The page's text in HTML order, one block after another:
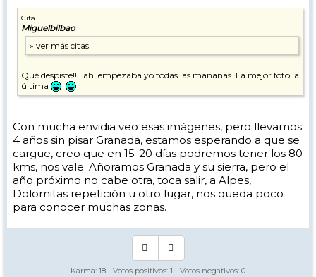
Cita
Miguelbilbao
Qué despiste!!!! ahí empezaba yo todas las mañanas. La mejor foto la
última
Con mucha envidia veo esas imágenes, pero llevamos
4 años sin pisar Granada, estamos esperando a que se
cargue, creo que en 15-20 días podremos tener los 80
kms, nos vale. Añoramos Granada y su sierra, pero el
año próximo no cabe otra, toca salir, a Alpes,
Dolomitas repetición u otro lugar, nos queda poco
para conocer muchas zonas.
Karma: 18 - Votos positivos: 1 - Votos negativos: 0